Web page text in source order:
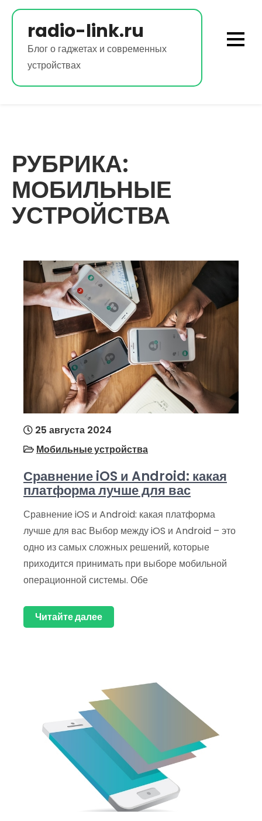
Перейти
содержимомуradio-link.ru
Блог о гаджетах и современных
устройствах
РУБРИКА:
МОБИЛЬНЫЕ
УСТРОЙСТВА
25 августа 2024
Мобильные устройства
Сравнение iOS и Android: какая
платформа лучше для вас
Сравнение iOS и Android: какая платформа
лучше для вас Выбор между iOS и Android – это
одно из самых сложных решений, которые
приходится принимать при выборе мобильной
операционной системы. Обе
Читайте далее